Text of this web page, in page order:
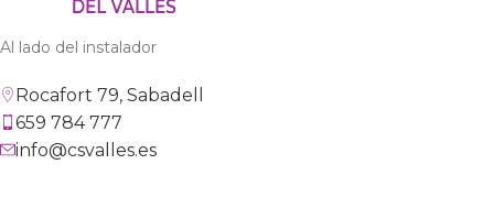
Al lado del instalador
Rocafort 79, Sabadell
659 784 777
info@csvalles.es